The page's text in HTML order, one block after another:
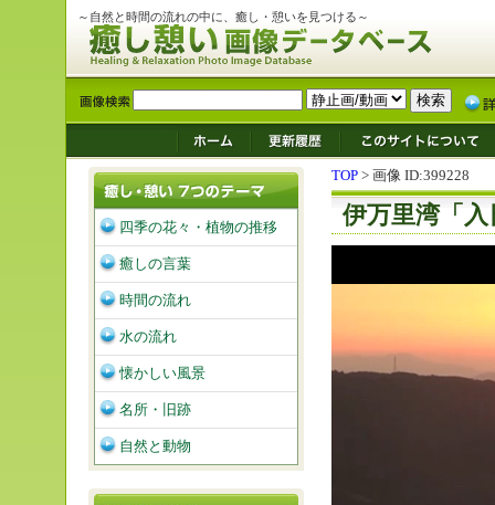
～自然と時間の流れの中に、癒し・憩いを見つける～
TOP > 画像 ID:399228
伊万里湾「
四季の花々・植物の推移
癒しの言葉
時間の流れ
水の流れ
懐かしい風景
名所・旧跡
自然と動物